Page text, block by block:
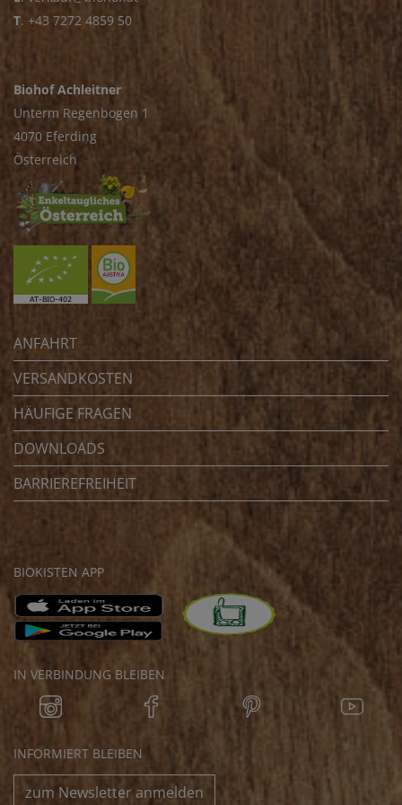
T. +43 7272 4859 50
Biohof Achleitner
Unterm Regenbogen 1
4070 Eferding
Österreich
ANFAHRT
VERSANDKOSTEN
HÄUFIGE FRAGEN
DOWNLOADS
BARRIEREFREIHEIT
BIOKISTEN APP
IN VERBINDUNG BLEIBEN
INFORMIERT BLEIBEN
zum Newsletter anmelden